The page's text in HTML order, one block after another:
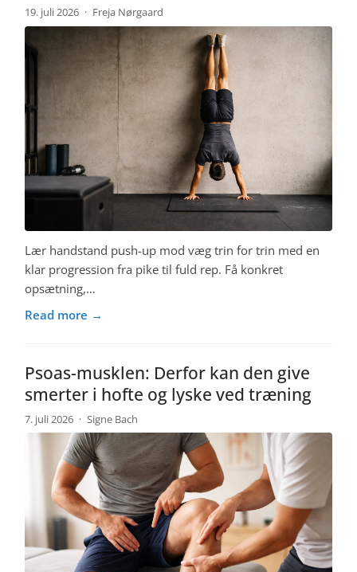
19. juli 2026 · Freja Nørgaard
Lær handstand push-up mod væg trin for trin med en
klar progression fra pike til fuld rep. Få konkret
opsætning,…
Read more →
Psoas-musklen: Derfor kan den give
smerter i hofte og lyske ved træning
7. juli 2026 · Signe Bach